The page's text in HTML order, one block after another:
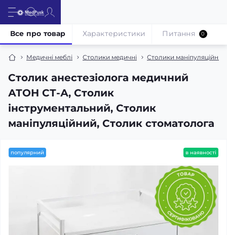
Медичні меблі Столики медичні Столики маніпуляційні,
Столик анестезіолога медичний
АТОН СТ-А, Столик
інструментальний, Столик
маніпуляційний, Столик стоматолога
Все про товар Характеристики Питання 0
популярний в наявності